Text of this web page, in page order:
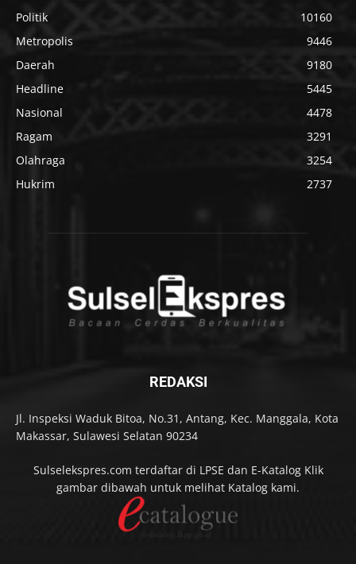
Politik
10160
Metropolis
9446
Daerah
9180
Headline
5445
Nasional
4478
Ragam
3291
Olahraga
3254
Hukrim
2737
REDAKSI
Jl. Inspeksi Waduk Bitoa, No.31, Antang, Kec. Manggala, Kota
Makassar, Sulawesi Selatan 90234
Sulselekspres.com terdaftar di LPSE dan E-Katalog Klik
gambar dibawah untuk melihat Katalog kami.